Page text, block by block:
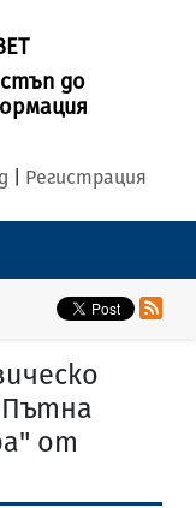
до
Регистрация
от